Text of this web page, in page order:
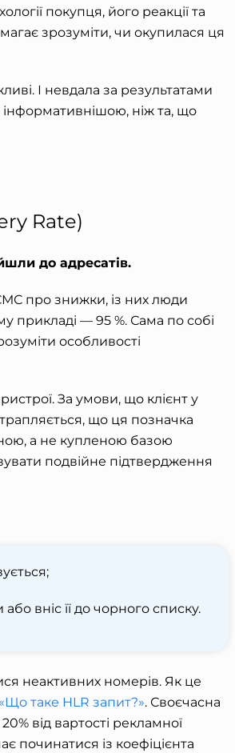
покупця, його реакції та
зрозуміти, чи окупилася ця
І невдала за результатами
ніж та, що
Rate)
до адресатів.
про знижки, із них люди
прикладі — 95 %. Сама по собі
особливості
За умови, що клієнт у
що ця позначка
а не купленою базою
подвійне підтвердження
вніс її до чорного списку.
неактивних номерів. Як це
«Що таке HLR запит?». Своєчасна
від вартості рекламної
починатися із коефіцієнта